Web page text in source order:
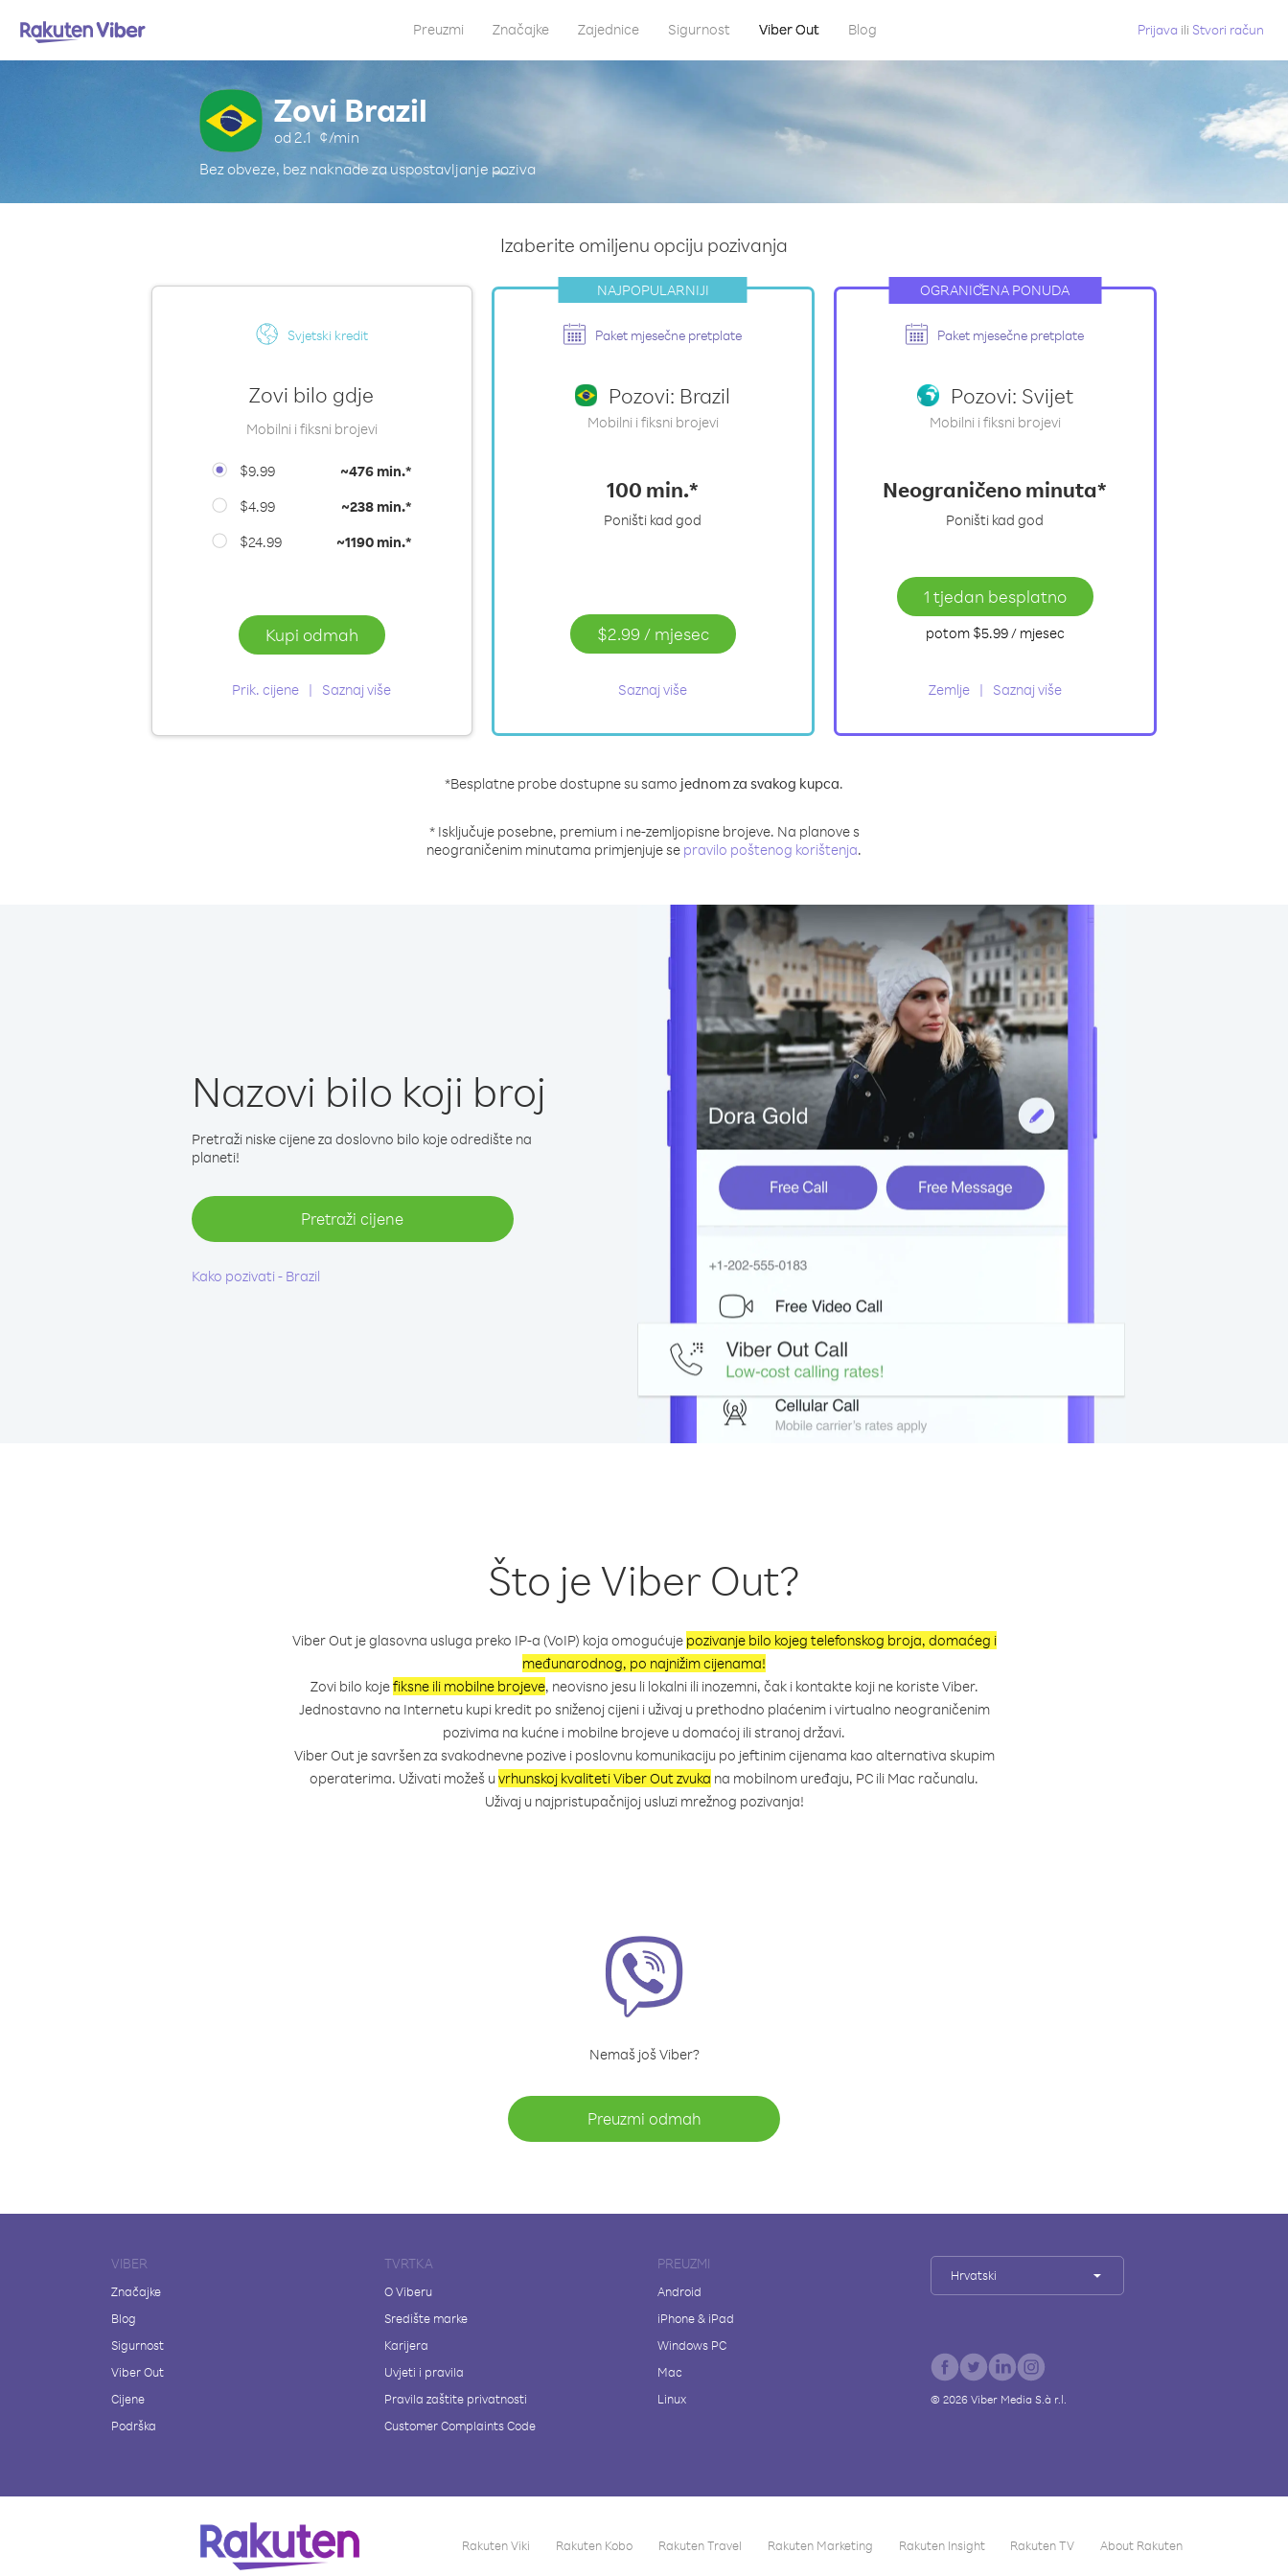
Preuzmi Značajke Zajednice Sigurnost Viber Out Blog Prijava ili Stvori račun
Zovi Brazil
od 2.1 ¢/min
Bez obveze, bez naknade za uspostavljanje poziva
Izaberite omiljenu opciju pozivanja
Svjetski kredit
Zovi bilo gdje
Mobilni i fiksni brojevi
$9.99 ~476 min.*
$4.99
~238 min.*
$24.99
~1190 min.*
Kupi odmah
Prik. cijene Saznaj više
NAJPOPULARNIJI
Paket mjesečne pretplate
Pozovi: Brazil
Mobilni i fiksni brojevi
100 min.*
Poništi kad god
$2.99 / mjesec
Saznaj više
OGRANIČENA PONUDA
Paket mjesečne pretplate
Pozovi: Svijet
Mobilni i fiksni brojevi
Neograničeno minuta*
Poništi kad god
1 tjedan besplatno
potom $5.99/ mjesec
Zemlje Saznaj više
*Besplatne probe dostupne su samo jednom za svakog kupca.
* Isključuje posebne, premium i ne-zemljopisne brojeve. Na planove s
neograničenim minutama primjenjuje se pravilo poštenog korištenja.
Nazovi bilo koji broj
Pretraži niske cijene za doslovno bilo koje odredište na
planeti!
Pretraži cijene
Kako pozivati - Brazil
Što je Viber Out?
Viber Out je glasovna usluga preko IP-a (VoIP) koja omogućuje pozivanje bilo kojeg telefonskog broja, domaćeg i
međunarodnog, po najnižim cijenama!
Zovi bilo kojefiksne ili mobilne brojeve, neovisno jesu li lokalni ili inozemni, čak i kontakte koji ne koriste Viber.
Jednostavno na Internetu kupi kredit po sniženoj cijeni i uživaj u prethodno plaćenim i virtualno neograničenim
pozivima na kućne i mobilne brojeve u domaćoj ili stranoj državi.
Viber Out je savršen za svakodnevne pozive i poslovnu komunikaciju po jeftinim cijenama kao alternativa skupim
operaterima. Uživati možeš u vrhunskoj kvaliteti Viber Out zvuka na mobilnom uređaju, PC ili Mac računalu.
Uživaj u najpristupačnijoj usluzi mrežnog pozivanja!
Nemaš još Viber?
Preuzmi odmah
VIBER
Značajke
Blog
Sigurnost
Viber Out
Cijene
Podrška
TVRTKA
O Viberu
Središte marke
Karijera
Uvjeti i pravila
Pravila zaštite privatnosti
Customer Complaints Code
PREUZMI
Android
iPhone & iPad
Windows PC
Mac
Linux
Hrvatski
© 2026 Viber Media S.à r.l.
Rakuten Viki Rakuten Kobo Rakuten Travel Rakuten Marketing Rakuten Insight Rakuten TV About Rakuten